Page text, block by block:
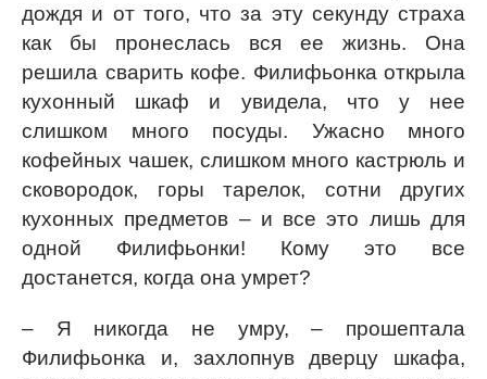
дождя и от того, что за эту секунду страха
как бы пронеслась вся ее жизнь. Она
решила сварить кофе. Филифьонка открыла
кухонный шкаф и увидела, что у нее
слишком много посуды. Ужасно много
кофейных чашек, слишком много кастрюль и
сковородок, горы тарелок, сотни других
кухонных предметов – и все это лишь для
одной Филифьонки! Кому это все
достанется, когда она умрет?
– Я никогда не умру, – прошептала
Филифьонка и, захлопнув дверцу шкафа,